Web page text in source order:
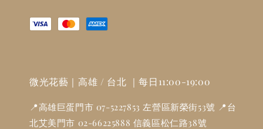
微光花藝｜高雄 / 台北 ｜每日11:00-19:00
📍高雄巨蛋門市 07-5227853 左營區新榮街53號 📍台
北艾美門市 02-66225888 信義區松仁路38號